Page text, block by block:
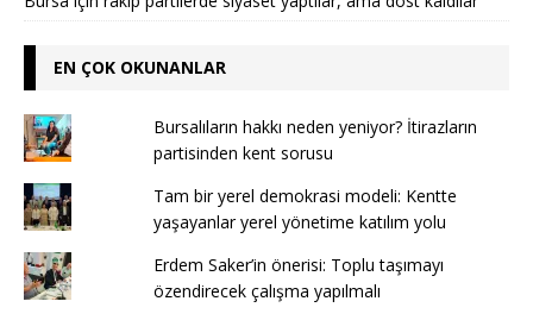
EN ÇOK OKUNANLAR
Bursalıların hakkı neden yeniyor? İtirazların
partisinden kent sorusu
Tam bir yerel demokrasi modeli: Kentte
yaşayanlar yerel yönetime katılım yolu
Erdem Saker’in önerisi: Toplu taşımayı
özendirecek çalışma yapılmalı